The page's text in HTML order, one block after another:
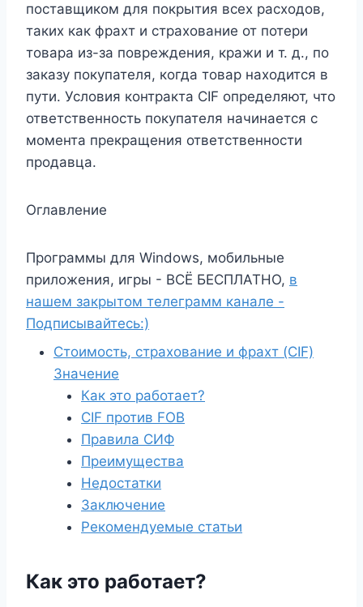
поставщиком для покрытия всех расходов,
таких как фрахт и страхование от потери
товара из-за повреждения, кражи и т. д., по
заказу покупателя, когда товар находится в
пути. Условия контракта CIF определяют, что
ответственность покупателя начинается с
момента прекращения ответственности
продавца.
Оглавление
Программы для Windows, мобильные
приложения, игры - ВСЁ БЕСПЛАТНО, в
нашем закрытом телеграмм канале -
Подписывайтесь:)
Стоимость, страхование и фрахт (CIF)
Значение
Как это работает?
CIF против FOB
Правила СИФ
Преимущества
Недостатки
Заключение
Рекомендуемые статьи
Как это работает?